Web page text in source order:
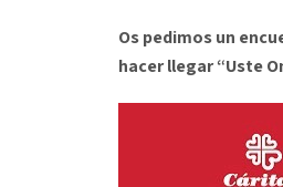
Os pedimos un
hacer llegar “Uste